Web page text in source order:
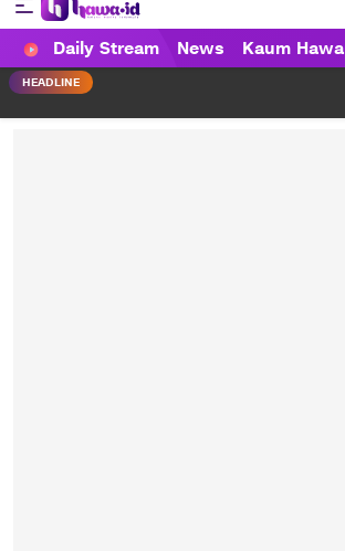
HAWA
Haluan Wanita Indonesia
Daily Stream News Kaum Hawa
HEADLINE